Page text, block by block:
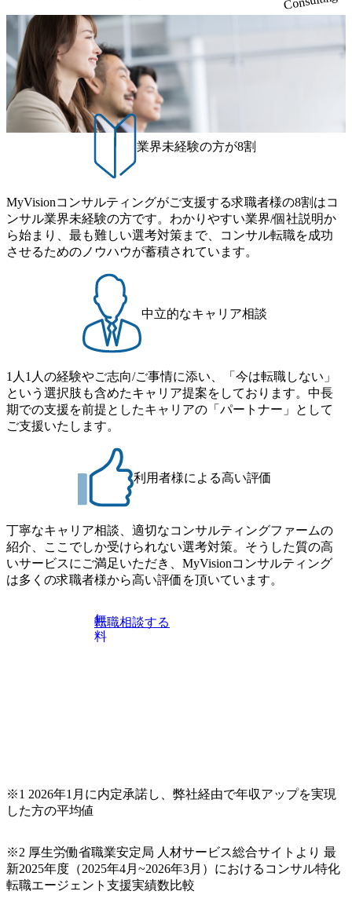
案がサービスに直接反映されやすく、高い貢献度を実感で
きます。 ● 勤務地 東京都渋谷区渋谷3丁目6-7 渋谷金王タワ
ー 事業所内禁煙(入居する施設に喫煙専用室あり) ・就業規
則により就業時間内の喫煙を全面的に禁止 ・禁煙サポート
制度あり オンライン ● 必須要件 以下いずれかのご経験をお
持ちの方 ・システム・ソフトウェア開発経験3年以上 ・要
件定義～基本設計など上流経験2年以上 ・PMO経験2年以上
● 歓迎要件 ・要件定義から詳細設計までのいずれかの上流
工程の経験 ・サブリーダー以上のマネジメント経験 ・お客
様との折衝経験、交渉経験 ・組織課題に対して主体的に業
務改善に取り組まれたご経験 ・アジャイル/スクラムへの興
で主体的に動ける方 ・年齢にこだわらず、アドバイスを素
直に受け取れる方 ・推進力のある方
といえばSAPをはじめとしたシステム、とイメージされる
こともあるが実態としては経営戦略策定や新規事業立案な
どのトップラインを上げるための戦略案件も多く存在 特に
スポーツ&エンターテイメント領域ではBig4に先んじて注力
し、業界内で大きな存在感を誇る 社員の多様化する生活ス
タイルやライフイベントに対応した働きやすい職場環境を
実現するため、さまざまなサポート制度を導入している 多
文化理解や女性の活躍推進などの取り組み、また、フレッ
クス制度やフリーロケーション制度、フルリモート制度な
どの多様な働き方をサポートする制度が整備されている 202
6年8月23日(日) 9:00～18:00終了 2026年8月12日(水) 16:00 202
6年8月23日(日)にSustainable SCM SU 1day選考会を開催いた
します。 当SUは「GlobalでのSCM構築」や「物流・調達コ
ストの構造改革」といった伝統的なテーマに留まらずクラ
イアントがこれから取組むべき「グリーントランスフォー
った社会課題やテーマに対して、グローバル知見と最新の
事例などを基に企業の構造改革と社会価値の創造の取り組
みを行うプロフェッショナルチームです。 今回1day選考対
象となるポジションは下記となります。 ・コンサルタント
(調達改革・設備O&M)【SCS SU】 ・コンサルタント(ECM/
流改革/需給プロセス改革)【SSC SU】 ・SCM/ECMデータ・
プロセス分析・AI活用_Sustainable SCM Strategy Unit(Strategy
Consultant職)≪東京・大阪≫ ・コンサルタント(SCS SUオー
プンポジション)【SCS SU】 ※当日は全体での会社説明な
どはなく、個別選考のみの実施を予定しています ※1名あた
りの拘束時間は1時間～最大2時間半程度を想定しています
※1次面接と最終面接の間をなるべく空けないよう調整して
おりますが、調整が叶わないケースもございます オンライ
ン 書類選考通過者
(土) の対面Kick-offイベントを皮切りに1か月程度のプログラ
ム ※初回プログラム : 8月29日(土)10:00～13:30 2026年8月12
日(水) 16:00 Bain & Company Tokyoでは、「Tokyo Be Bold Pr
ogram (女性候補者向け選考支援プログラム)」を実施いたし
ます。クライアントに斬新なソリューションを提供し、複
雑な経営課題を解決するために、チームのダイバーシティ
は欠かせません。是非、ユニークな視点と高い志を持つ女
性の皆様に多数ご参画頂きたいと考え、プログラムを開催
性はどのように活躍をしているのか」、「ケース面接の経
験がなく対策の仕方が知りたい」などのお声をたくさんい
食事などのカジュアルな交流、実際のプロジェクトのケー
ススタディ、1対1の模擬面接等、複数のセッションを約1か
月の期間に渡り行い、選考にご参加いただきます。コンサ
ルタント未経験の方でも、戦略コンサルタントの具体的な
仕事内容からお話をさせていただきますので、戦略コンサ
ルティングにご興味をお持ちの方は、この機会にぜひご応
にはWebテストを8月20日までに受験いただきます ・8月21
日までにプログラム参加者をご案内します ・初回プログラ
ム : 8月29日(土)10:00～13:30 @ベイン東京オフィス(六本木)
・プログラム期間中はコンサルタントとの食事会、プロジ
ェクトのご紹介、ケースワークショップなどを実施します
・10月17日(土)開催の選考会にて採用面接を実施する予定で
す ※ご都合が合わない方は別途調整いたします 初回プロ
ラインまたはオフラインの実施 ※東京オフィスのみのご応
募となります。他オフィス希望を含めたご応募はお受けい
たしかねますのでご了承ください ● フルタイムでの職務経
歴を2年以上お持ちの方で、東京オフィスのコンサルタント
ポジションに応募意思がある方 ● 英語・日本語ともにビジ
ネスレベルの方 ※日本語が母国語でない方は日本語能力
試験N1またはそれ相当の上級レベルの日本語力(会話・読解
力)
業界未経験の方が8割
MyVisionコンサルティングがご支援する求職者様の8割はコ
ンサル業界未経験の方です。わかりやすい業界/個社説明か
ら始まり、最も難しい選考対策まで、コンサル転職を成功
させるためのノウハウが蓄積されています。
中立的なキャリア相談
1人1人の経験やご志向/ご事情に添い、「今は転職しない」
という選択肢も含めたキャリア提案をしております。中長
期での支援を前提としたキャリアの「パートナー」として
ご支援いたします。
利用者様による高い評価
丁寧なキャリア相談、適切なコンサルティングファームの
紹介、ここでしか受けられない選考対策。そうした質の高
いサービスにご満足いただき、MyVisionコンサルティング
は多くの求職者様から高い評価を頂いています。
無
料
転職相談する
※1 2026年1月に内定承諾し、弊社経由で年収アップを実現
した方の平均値
※2 厚生労働省職業安定局 人材サービス総合サイトより 最
新2025年度（2025年4月~2026年3月）におけるコンサル特化
転職エージェント支援実績数比較